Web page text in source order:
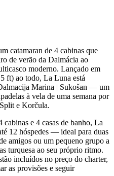
catamaran de 4 cabinas que
de verão da Dalmácia ao
moderno. Lançado em
ft) ao todo, La Luna está
Marina | Sukošan — um
à vela de uma semana por
e Korčula.
e 4 casas de banho, La
12 hóspedes — ideal para duas
amigos ou um pequeno grupo a
turquesa ao seu próprio ritmo.
incluídos no preço do charter,
as provisões e seguir